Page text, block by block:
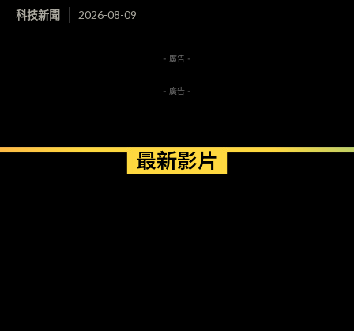
科技新聞 2026-08-09
- 廣告 -
- 廣告 -
最新影片